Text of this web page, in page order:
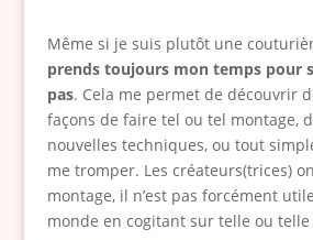
Même si je suis plutôt une
prends toujours mon temps pour
pas. Cela me permet de découvrir
façons de faire tel ou tel montage,
nouvelles techniques, ou tout
me tromper. Les créateurs(trices)
montage, il n’est pas forcément
monde en cogitant sur telle ou